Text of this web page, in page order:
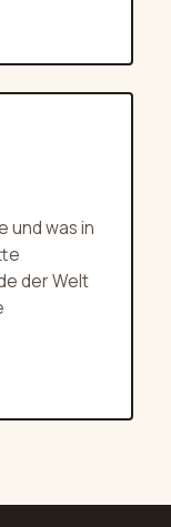
und was in
der Welt